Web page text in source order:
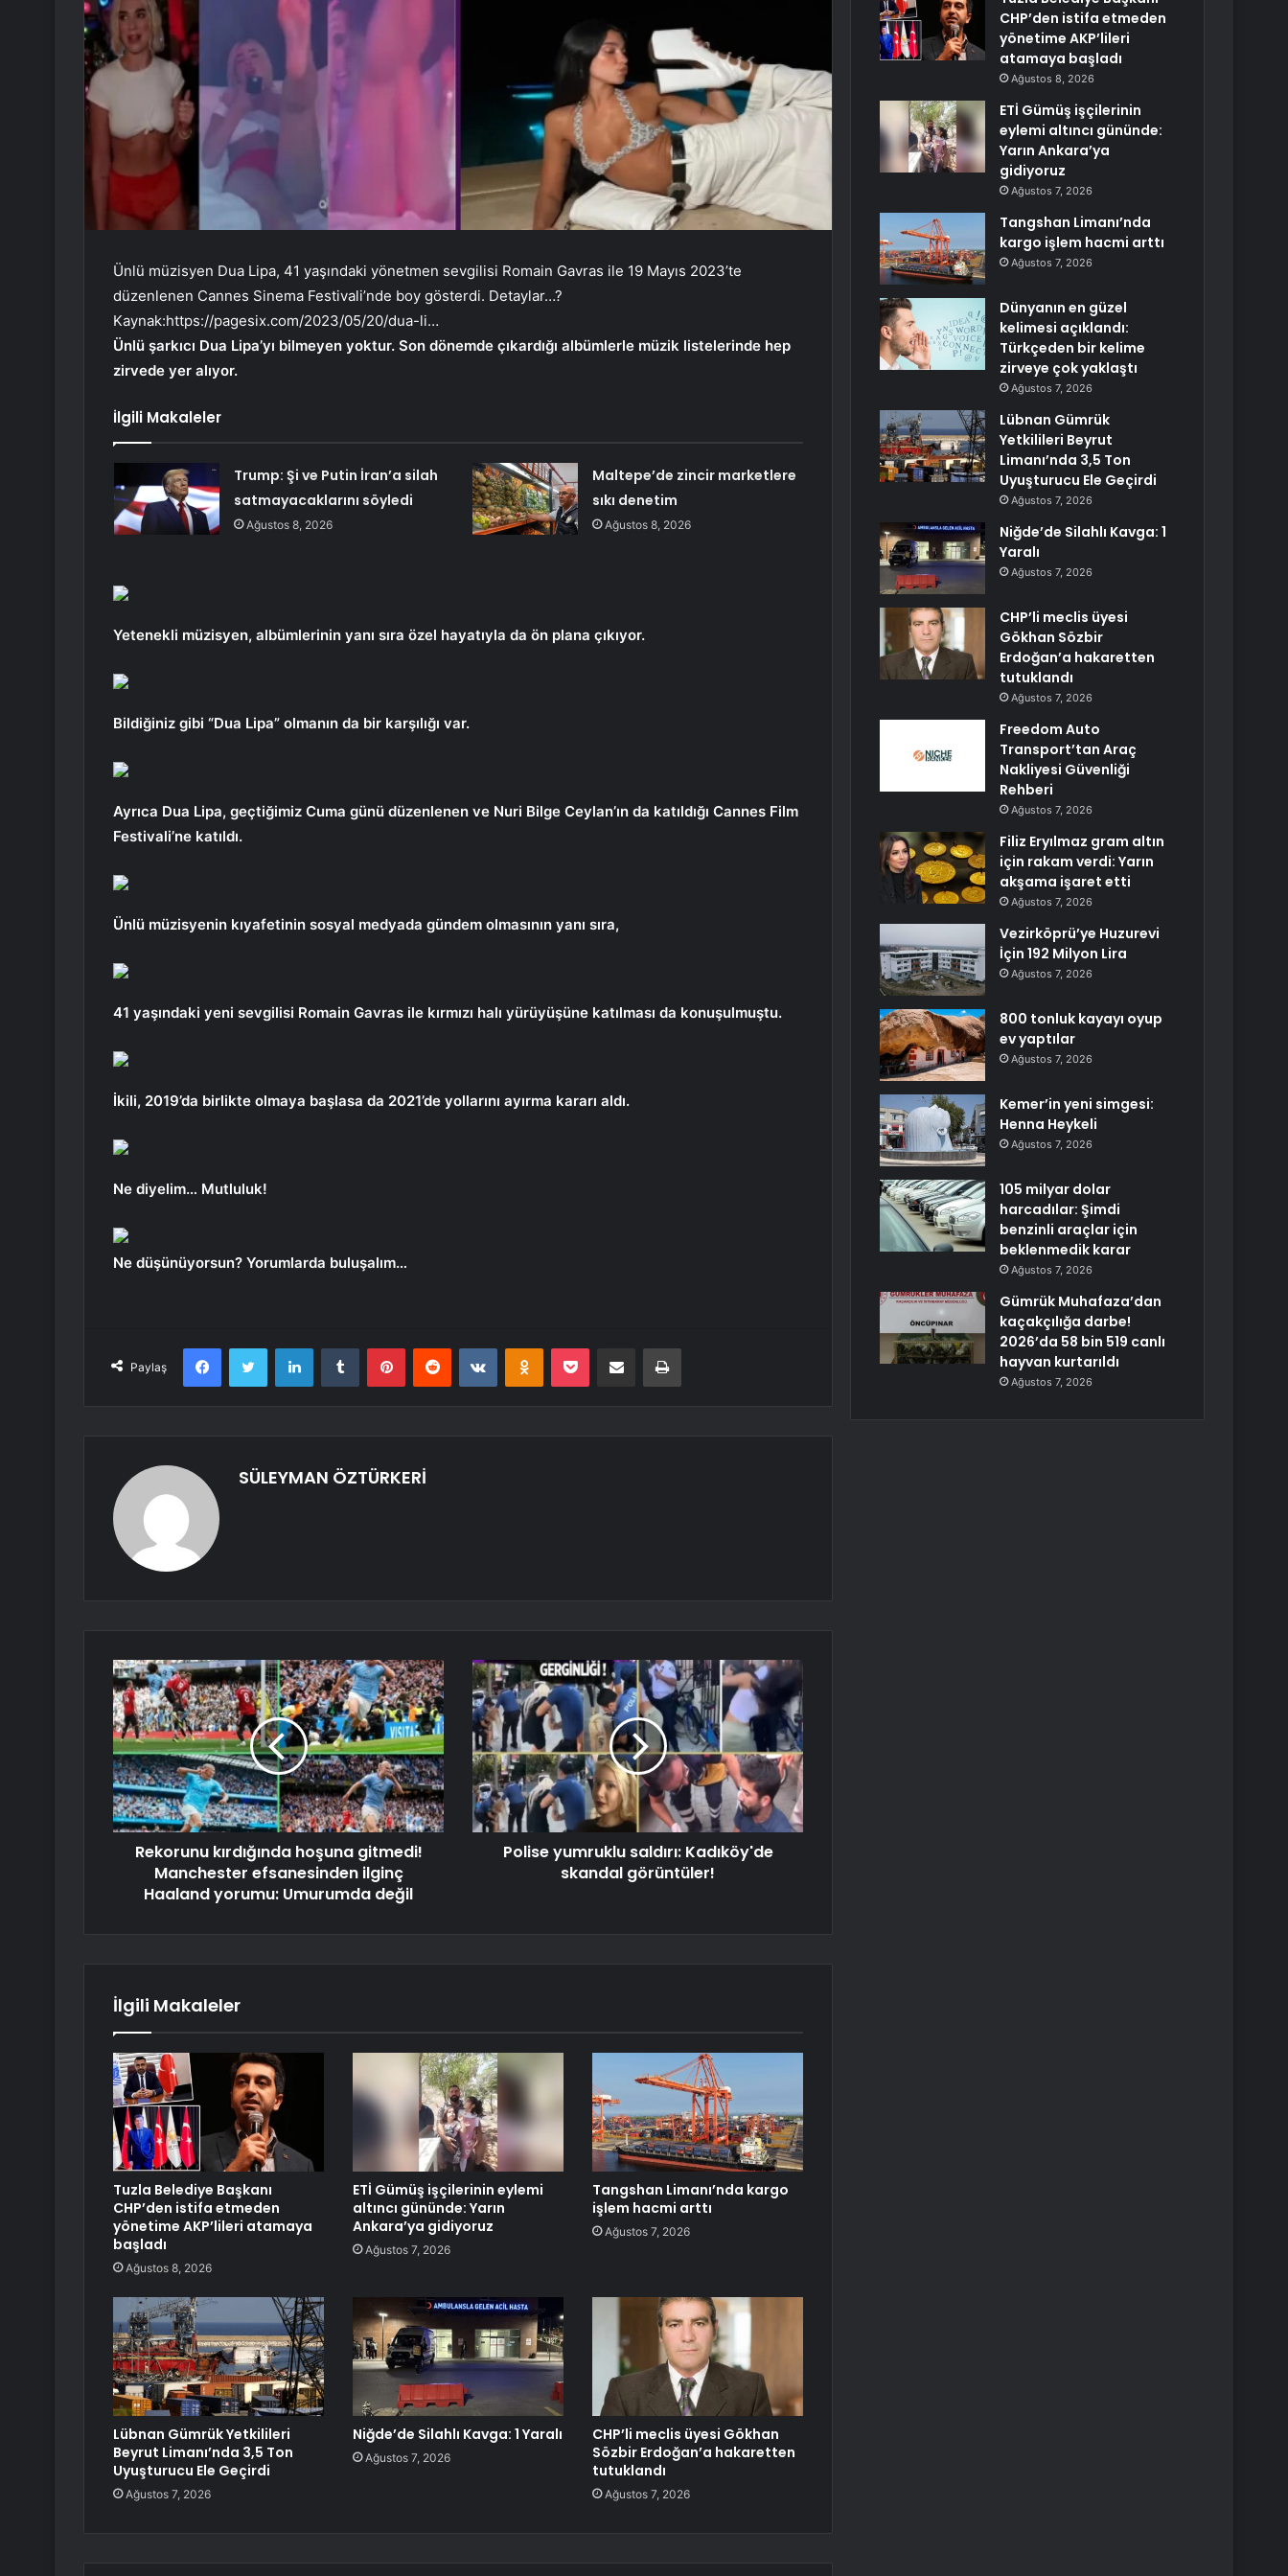
Ünlü müzisyen Dua Lipa, 41 yaşındaki yönetmen sevgilisi Romain Gavras ile 19 Mayıs 2023’te
düzenlenen Cannes Sinema Festivali’nde boy gösterdi. Detaylar…?
Kaynak:https://pagesix.com/2023/05/20/dua-li…
Ünlü şarkıcı Dua Lipa’yı bilmeyen yoktur. Son dönemde çıkardığı albümlerle müzik listelerinde hep
zirvede yer alıyor.
İlgili Makaleler
Trump: Şi ve Putin İran’a silah
satmayacaklarını söyledi
Ağustos 8, 2026
Maltepe’de zincir marketlere
sıkı denetim
Ağustos 8, 2026
Yetenekli müzisyen, albümlerinin yanı sıra özel hayatıyla da ön plana çıkıyor.
Bildiğiniz gibi “Dua Lipa” olmanın da bir karşılığı var.
Ayrıca Dua Lipa, geçtiğimiz Cuma günü düzenlenen ve Nuri Bilge Ceylan’ın da katıldığı Cannes Film
Festivali’ne katıldı.
Ünlü müzisyenin kıyafetinin sosyal medyada gündem olmasının yanı sıra,
41 yaşındaki yeni sevgilisi Romain Gavras ile kırmızı halı yürüyüşüne katılması da konuşulmuştu.
İkili, 2019’da birlikte olmaya başlasa da 2021’de yollarını ayırma kararı aldı.
Ne diyelim… Mutluluk!
Ne düşünüyorsun? Yorumlarda buluşalım…
Paylaş
FacebookTwitter LinkedInTumblr PinterestReddit VKontakteOdnoklassniki
Pocket E-Posta ile paylaş Yazdır
SÜLEYMAN ÖZTÜRKERİ
Rekorunu kırdığında hoşuna gitmedi!
Manchester efsanesinden ilginç
Haaland yorumu: Umurumda değil
Polise yumruklu saldırı: Kadıköy'de
skandal görüntüler!
İlgili Makaleler
Tuzla Belediye Başkanı
CHP’den istifa etmeden
yönetime AKP’lileri atamaya
başladı
Ağustos 8, 2026
ETİ Gümüş işçilerinin eylemi
altıncı gününde: Yarın
Ankara’ya gidiyoruz
Ağustos 7, 2026
Tangshan Limanı’nda kargo
işlem hacmi arttı
Ağustos 7, 2026
Lübnan Gümrük Yetkilileri
Beyrut Limanı’nda 3,5 Ton
Uyuşturucu Ele Geçirdi
Ağustos 7, 2026
Niğde’de Silahlı Kavga: 1 Yaralı
Ağustos 7, 2026
CHP’li meclis üyesi Gökhan
Sözbir Erdoğan’a hakaretten
tutuklandı
Ağustos 7, 2026
CHP’den istifa etmeden
yönetime AKP’lileri
atamaya başladı
Ağustos 8, 2026
ETİ Gümüş işçilerinin
eylemi altıncı gününde:
Yarın Ankara’ya
gidiyoruz
Ağustos 7, 2026
Tangshan Limanı’nda
kargo işlem hacmi arttı
Ağustos 7, 2026
Dünyanın en güzel
kelimesi açıklandı:
Türkçeden bir kelime
zirveye çok yaklaştı
Ağustos 7, 2026
Lübnan Gümrük
Yetkilileri Beyrut
Limanı’nda 3,5 Ton
Uyuşturucu Ele Geçirdi
Ağustos 7, 2026
Niğde’de Silahlı Kavga: 1
Yaralı
Ağustos 7, 2026
CHP’li meclis üyesi
Gökhan Sözbir
Erdoğan’a hakaretten
tutuklandı
Ağustos 7, 2026
Freedom Auto
Transport’tan Araç
Nakliyesi Güvenliği
Rehberi
Ağustos 7, 2026
Filiz Eryılmaz gram altın
için rakam verdi: Yarın
akşama işaret etti
Ağustos 7, 2026
Vezirköprü’ye Huzurevi
İçin 192 Milyon Lira
Ağustos 7, 2026
800 tonluk kayayı oyup
ev yaptılar
Ağustos 7, 2026
Kemer’in yeni simgesi:
Henna Heykeli
Ağustos 7, 2026
105 milyar dolar
harcadılar: Şimdi
benzinli araçlar için
beklenmedik karar
Ağustos 7, 2026
Gümrük Muhafaza’dan
kaçakçılığa darbe!
2026’da 58 bin 519 canlı
hayvan kurtarıldı
Ağustos 7, 2026